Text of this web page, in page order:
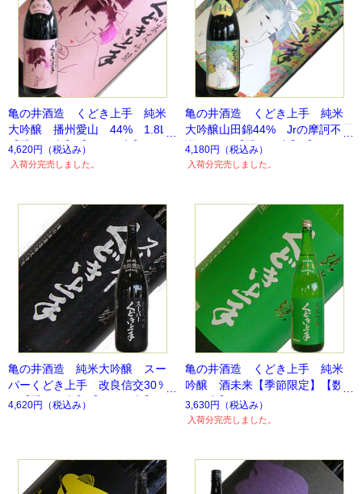
亀の井酒造 くどき上手 純米
大吟醸 播州愛山 44% 1.8L
【季節限定】【数量限定】
4,620円 （税込み）
入荷分完売しました。
亀の井酒造 くどき上手 純米
大吟醸山田錦44% Jrの摩訶不思
議ちゃん 【季節限定】【数量限
定】
4,180円 （税込み）
入荷分完売しました。
亀の井酒造 純米大吟醸 スー
パーくどき上手 改良信交30％
【季節限定】【数量限定】
4,620円 （税込み）
亀の井酒造 くどき上手 純米
吟醸 酒未来【季節限定】【数
量限定】
3,630円 （税込み）
入荷分完売しました。